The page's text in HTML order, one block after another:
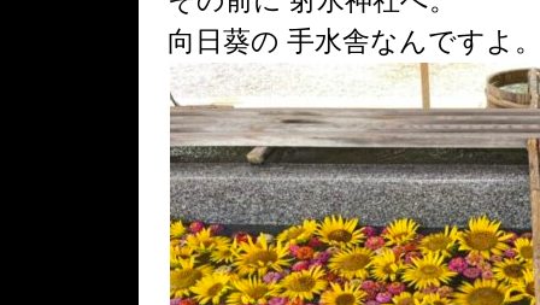
向日葵の 手水舎なんですよ